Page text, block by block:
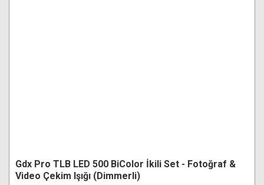
Gdx Pro TLB LED 500 BiColor İkili Set - Fotoğraf &
Video Çekim Işığı (Dimmerli)